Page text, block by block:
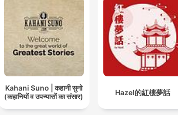
apagas la luz, cuando el reloj
marca las 3:33, cuando crees
estar a salvo en casa. Cada
historia de miedo es una
invitación a cruzar el límite
entre la razón y la locura,
entre lo que ves y lo que
imaginas.
Kahani Suno | कहानी सुनो
(कहानियों व उपन्यासों का संसार)
Hazel的紅樓夢話